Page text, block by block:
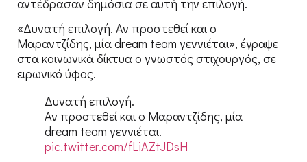
«Δυνατή επιλογή. Αν προστεθεί και ο
Μαραντζίδης, μία dream team γεννιέται», έγραψε
στα κοινωνικά δίκτυα ο γνωστός στιχουργός, σε
ειρωνικό ύφος.
Δυνατή επιλογή.
Αν προστεθεί και ο Μαραντζίδης, μία
dream team γεννιέται.
pic.twitter.com/fLiAZtJDsH